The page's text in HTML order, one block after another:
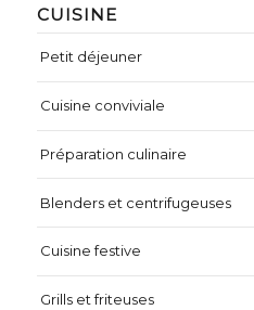
CUISINE
Petit déjeuner
Cuisine conviviale
Préparation culinaire
Blenders et centrifugeuses
Cuisine festive
Grills et friteuses